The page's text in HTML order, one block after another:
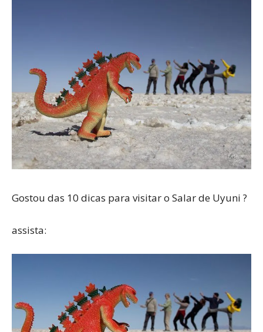
Gostou das 10 dicas para visitar o Salar de Uyuni ?
assista: